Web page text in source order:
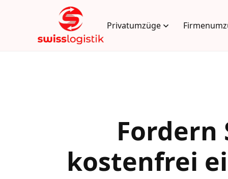
Privatumzüge
kostenfrei